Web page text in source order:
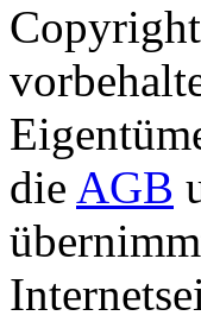
die AGB